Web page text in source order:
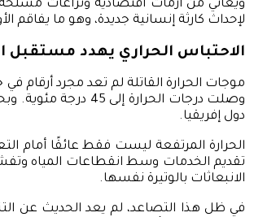
ويعاني من أزمات اقتصادية ونزاعات
لإحداث كارثة إنسانية جديدة، وهو ما يفاقم
الاحتباس الحراري يهدد مستقبل
دول إفريقيا.
الحرارة المرتفعة ليست فقط عائقًا أمام
تقديم الخدمات وسط انقطاعات المياه
الانبعاثات بالوتيرة نفسها.
في ظل هذا التصاعد، لم يعد الحديث عن